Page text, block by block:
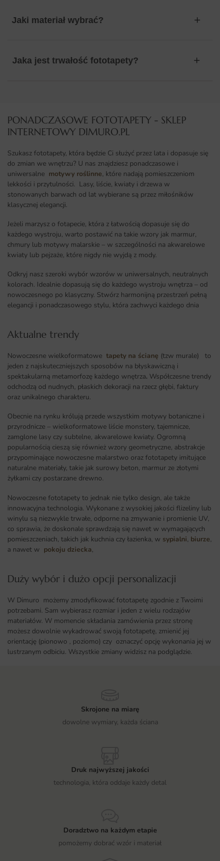
Jaki materiał wybrać?
Jaka jest trwałość fototapety?
PONADCZASOWE FOTOTAPETY - SKLEP
INTERNETOWY DIMURO.PL​
Szukasz fototapety, która będzie Ci służyć przez lata i dopasuje się
do zmian we wnętrzu? U nas znajdziesz ponadczasowe i
uniwersalne motywy roślinne, które nadają pomieszczeniom
lekkości i przytulności. Lasy, liście, kwiaty i drzewa w
stonowanych barwach od lat wybierane są przez miłośników
klasycznej elegancji.
Jeżeli marzysz o fotapecie, która z łatwością dopasuje się do
każdego wystroju, warto postawić na takie wzory jak marmur,
chmury lub motywy malarskie – w szczególności na akwarelowe
kwiaty lub pejzaże, które nigdy nie wyjdą z mody.
Odkryj nasz szeroki wybór wzorów w uniwersalnych, neutralnych
kolorach. Idealnie dopasują się do każdego wystroju wnętrza – od
nowoczesnego po klasyczny. Stwórz harmonijną przestrzeń pełną
elegancji i ponadczasowego stylu, która zachwyci każdego dnia
Aktualne trendy​
Nowoczesne wielkoformatowe tapety na ścianę (tzw murale) to
jeden z najskuteczniejszych sposobów na błyskawiczną i
spektakularną metamorfozę każdego wnętrza. Współczesne trendy
odchodzą od nudnych, płaskich dekoracji na rzecz głębi, faktury
oraz unikalnego charakteru.
Obecnie na rynku królują przede wszystkim motywy botaniczne i
przyrodnicze – wielkoformatowe liście monstery, tajemnicze,
zamglone lasy czy subtelne, akwarelowe kwiaty. Ogromną
popularnością cieszą się również wzory geometryczne, abstrakcje
przypominające nowoczesne malarstwo oraz fototapety imitujące
naturalne materiały, takie jak surowy beton, marmur ze złotymi
żyłkami czy postarzane drewno.
Nowoczesne fototapety to jednak nie tylko design, ale także
innowacyjna technologia. Wykonane z wysokiej jakości flizeliny lub
winylu są niezwykle trwałe, odporne na zmywanie i promienie UV,
co sprawia, że doskonale sprawdzają się nawet w wymagających
pomieszczeniach, takich jak kuchnia czy łazienka, w sypialni, biurze,
a nawet w pokoju dziecka,
Duży wybór i dużo opcji personalizacji ​
W Dimuro możemy zmodyfikować fototapetę zgodnie z Twoimi
potrzebami. Sam wybierasz rozmiar i jeden z wielu rodzajów
materiałów. W momencie składania zamówienia przez stronę
możesz dowolnie wykadrować swoją fototapetę, zmienić jej
orientację (pionowo , poziomo) czy oznaczyć opcję wykonania jej w
lustrzanym odbiciu. Wszystkie zmiany widzisz na podglądzie.
Skrojone na miarę
dowolne wymiary, każda ściana
Druk najwyższej jakości
technologia, która oddaje każdy detal
Doradztwo na każdym etapie
pomożemy dobrać wzór i materiał